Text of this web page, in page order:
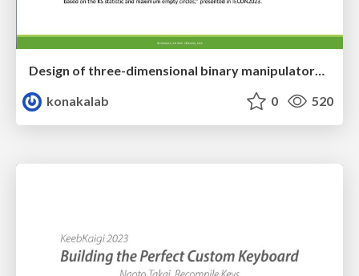
Design of three-dimensional binary manipulators for pick-and-place task avoiding obstacles (IECON2024)
konakalab
0 520